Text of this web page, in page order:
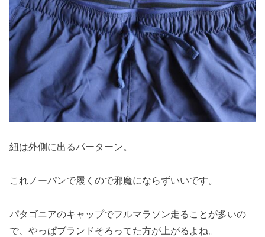
紐は外側に出るパーターン。
これノーパンで履くので邪魔にならずいいです。
パタゴニアのキャップでフルマラソン走ることが多いの
で、やっぱブランドそろってた方が上がるよね。